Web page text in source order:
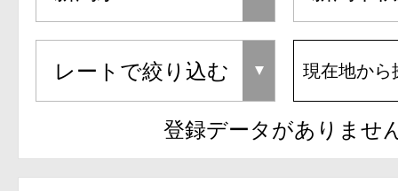
現在地から
登録データがありませ